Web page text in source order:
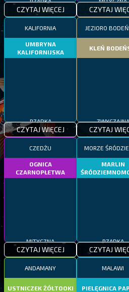
CZYTAJ WIĘCEJ CZYTAJ
KALIFORNIA
UMBRYNA
KALIFORNIJSKA
RZADKA
CZYTAJ WIĘCEJ
JEZIORO
KLEŃ
ZWYCZAJNA
CZYTAJ
CZEDŻU
OGNICA
CZARNOPŁETWA
MITYCZNA
CZYTAJ WIĘCEJ
MORZE
MARLIN
RZADKA
CZYTAJ
ANDAMANY
USTNICZEK ŻÓŁTOOKI
MALAWI
PIELĘGNICA